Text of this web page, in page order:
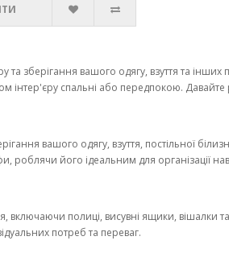
зберігання вашого одягу, взуття та інших
інтер'єру спальні або передпокою.
вашого одягу, взуття, постільної
роблячи його ідеальним для організації
включаючи полиці, висувні ящики, вішалки
потреб та переваг.